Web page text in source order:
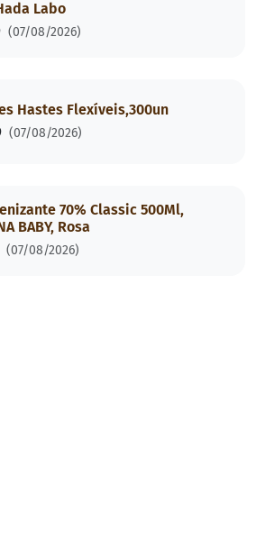
Labo
(07/08/2026)
Hastes Flexíveis,300un
(07/08/2026)
70% Classic 500Ml,
BABY, Rosa
(07/08/2026)